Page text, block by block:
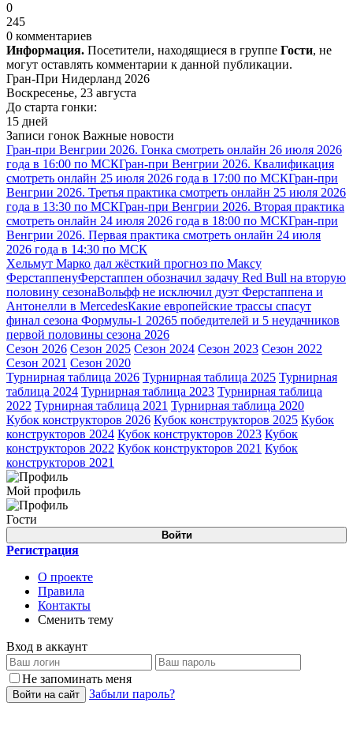
0
245
0 комментариев
Информация. Посетители, находящиеся в группе Гости, не
могут оставлять комментарии к данной публикации.
Гран-При Нидерланд 2026
Воскресенье, 23 августа
До старта гонки:
15 дней
Записи гонок Важные новости
Гран-при Венгрии 2026. Гонка смотреть онлайн 26 июля 2026
года в 16:00 по МСКГран-при Венгрии 2026. Квалификация
смотреть онлайн 25 июля 2026 года в 17:00 по МСКГран-при
Венгрии 2026. Третья практика смотреть онлайн 25 июля 2026
года в 13:30 по МСКГран-при Венгрии 2026. Вторая практика
смотреть онлайн 24 июля 2026 года в 18:00 по МСКГран-при
Венгрии 2026. Первая практика смотреть онлайн 24 июля
2026 года в 14:30 по МСК
Хельмут Марко дал жёсткий прогноз по Максу
ФерстаппенуФерстаппен обозначил задачу Red Bull на вторую
половину сезонаВольфф не исключил дуэт Ферстаппена и
Антонелли в MercedesКакие европейские трассы спасут
финал сезона Формулы-1 20265 победителей и 5 неудачников
первой половины сезона 2026
Сезон 2026 Сезон 2025 Сезон 2024 Сезон 2023 Сезон 2022
Сезон 2021 Сезон 2020
Турнирная таблица 2026 Турнирная таблица 2025 Турнирная
таблица 2024 Турнирная таблица 2023 Турнирная таблица
2022 Турнирная таблица 2021 Турнирная таблица 2020
Кубок конструкторов 2026 Кубок конструкторов 2025 Кубок
конструкторов 2024 Кубок конструкторов 2023 Кубок
конструкторов 2022 Кубок конструкторов 2021 Кубок
конструкторов 2021
Мой профиль
Гости
Войти
Регистрация
О проекте
Правила
Контакты
Сменить тему
Вход в аккаунт
Не запоминать меня
Войти на сайт Забыли пароль?